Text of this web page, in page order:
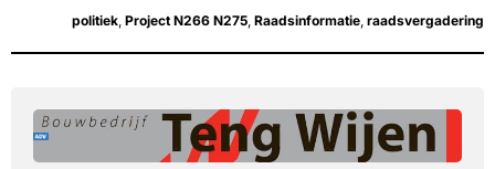
politiek Project N266 N275 Raadsinformatie raadsvergadering